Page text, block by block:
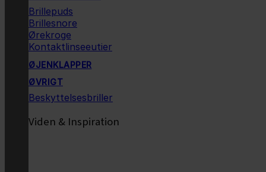
Brillepuds
Brillesnore
Ørekroge
Kontaktlinseeutier
ØJENKLAPPER
ØVRIGT
Beskyttelsesbriller
Viden & Inspiration